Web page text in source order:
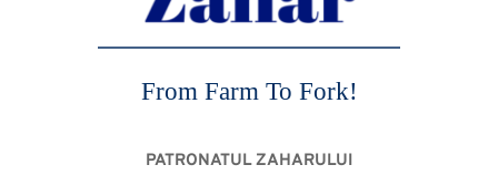
From Farm To Fork!
PATRONATUL ZAHARULUI